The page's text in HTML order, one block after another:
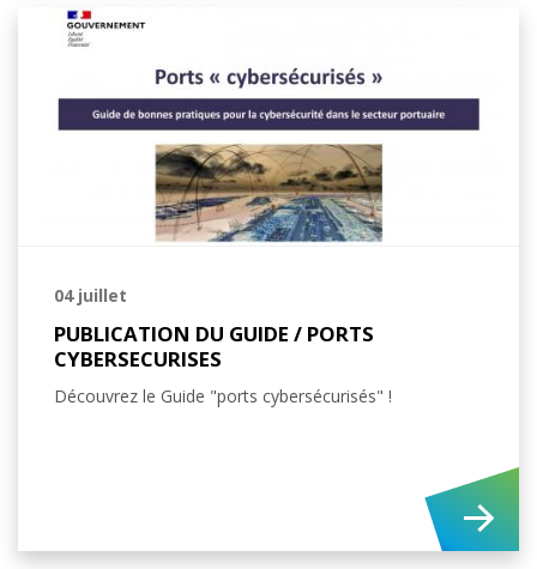
04 juillet
PUBLICATION DU GUIDE / PORTS
CYBERSECURISES
Découvrez le Guide "ports cybersécurisés" !